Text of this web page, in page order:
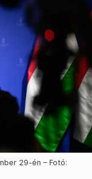
29-én – Fotó: